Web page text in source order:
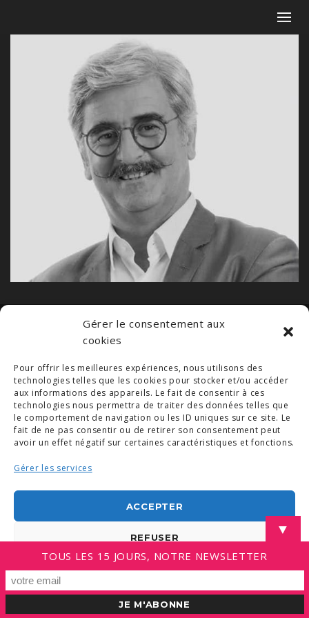
Gérer le consentement aux
cookies
Pour offrir les meilleures expériences, nous utilisons des
technologies telles que les cookies pour stocker et/ou accéder
aux informations des appareils. Le fait de consentir à ces
technologies nous permettra de traiter des données telles que
le comportement de navigation ou les ID uniques sur ce site. Le
fait de ne pas consentir ou de retirer son consentement peut
avoir un effet négatif sur certaines caractéristiques et fonctions.
Gérer les services
ACCEPTER
REFUSER
VOIR LES PRÉFÉRENCES
Politique de cookies
© COPYRIGHT 2019. DEMAIN -MENTIONS LÉGALES
COPYRIGHTS PHOTOS
POLITIQUE DE COOKIES (UE)
-CONDITIONS GÉNÉRALES
LINKEDIN
▼
TOUS LES 15 JOURS, NOTRE NEWSLETTER